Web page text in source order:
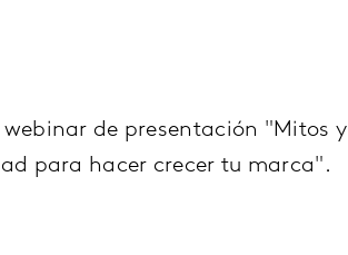
de presentación "Mitos y
para hacer crecer tu marca".